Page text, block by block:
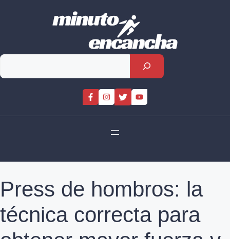
Rechercher
Press de hombros: la
técnica correcta para